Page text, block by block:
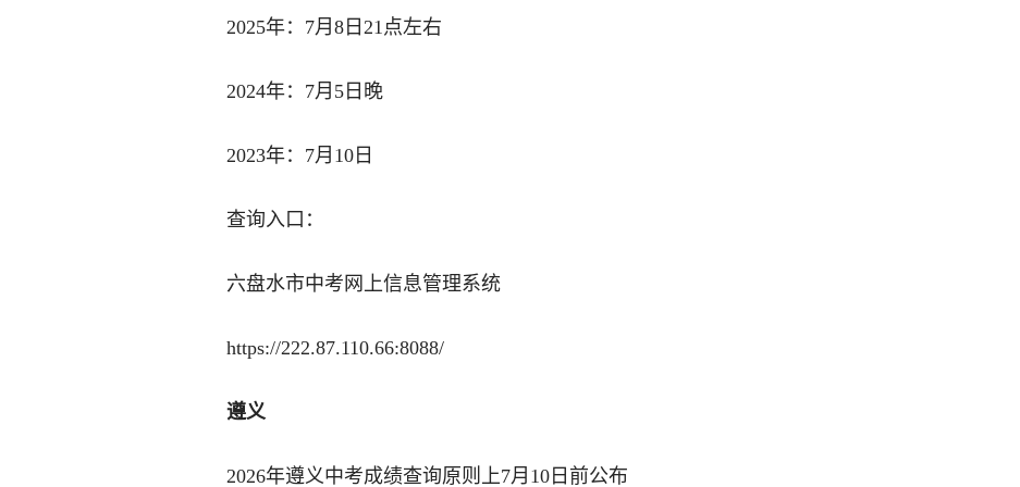
2025年：7月8日21点左右
2024年：7月5日晚
2023年：7月10日
查询入口：
六盘水市中考网上信息管理系统
https://222.87.110.66:8088/
遵义
2026年遵义中考成绩查询原则上7月10日前公布